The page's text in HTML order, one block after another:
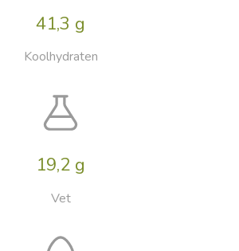
41,3 g
Koolhydraten
19,2 g
Vet